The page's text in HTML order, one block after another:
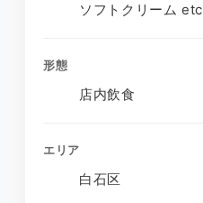
ソフトクリーム etc
形態
店内飲食
エリア
白石区